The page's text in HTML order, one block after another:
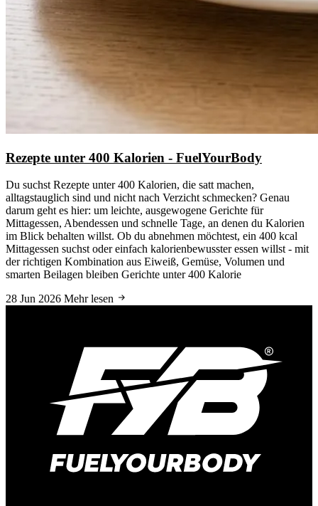
Rezepte unter 400 Kalorien - FuelYourBody
Du suchst Rezepte unter 400 Kalorien, die satt machen,
alltagstauglich sind und nicht nach Verzicht schmecken? Genau
darum geht es hier: um leichte, ausgewogene Gerichte für
Mittagessen, Abendessen und schnelle Tage, an denen du Kalorien
im Blick behalten willst. Ob du abnehmen möchtest, ein 400 kcal
Mittagessen suchst oder einfach kalorienbewusster essen willst - mit
der richtigen Kombination aus Eiweiß, Gemüse, Volumen und
smarten Beilagen bleiben Gerichte unter 400 Kalorie
28 Jun 2026 Mehr lesen